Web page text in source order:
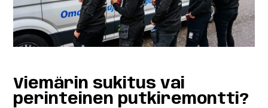
Viemärin sukitus vai
perinteinen putkiremontti?